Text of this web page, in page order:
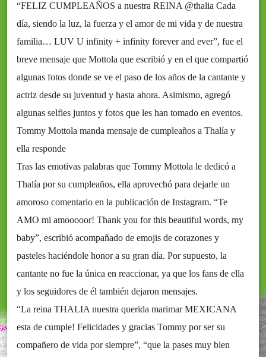
“FELIZ CUMPLEAÑOS a nuestra REINA @thalia Cada
día, siendo la luz, la fuerza y el amor de mi vida y de nuestra
familia… LUV U infinity + infinity forever and ever”, fue el
breve mensaje que Mottola que escribió y en el que compartió
algunas fotos donde se ve el paso de los años de la cantante y
actriz desde su juventud y hasta ahora. Asimismo, agregó
algunas selfies juntos y fotos que les han tomado en eventos.
Tommy Mottola manda mensaje de cumpleaños a Thalía y
ella responde
Tras las emotivas palabras que Tommy Mottola le dedicó a
Thalía por su cumpleaños, ella aprovechó para dejarle un
amoroso comentario en la publicación de Instagram. “Te
AMO mi amooooor! Thank you for this beautiful words, my
baby”, escribió acompañado de emojis de corazones y
pasteles haciéndole honor a su gran día. Por supuesto, la
cantante no fue la única en reaccionar, ya que los fans de ella
y los seguidores de él también dejaron mensajes.
“La reina THALIA nuestra querida marimar MEXICANA
esta de cumple! Felicidades y gracias Tommy por ser su
compañero de vida por siempre”, “que la pases muy bien